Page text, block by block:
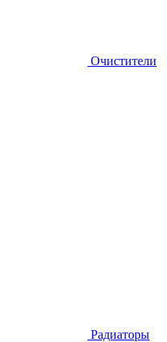
Очистители
Радиаторы